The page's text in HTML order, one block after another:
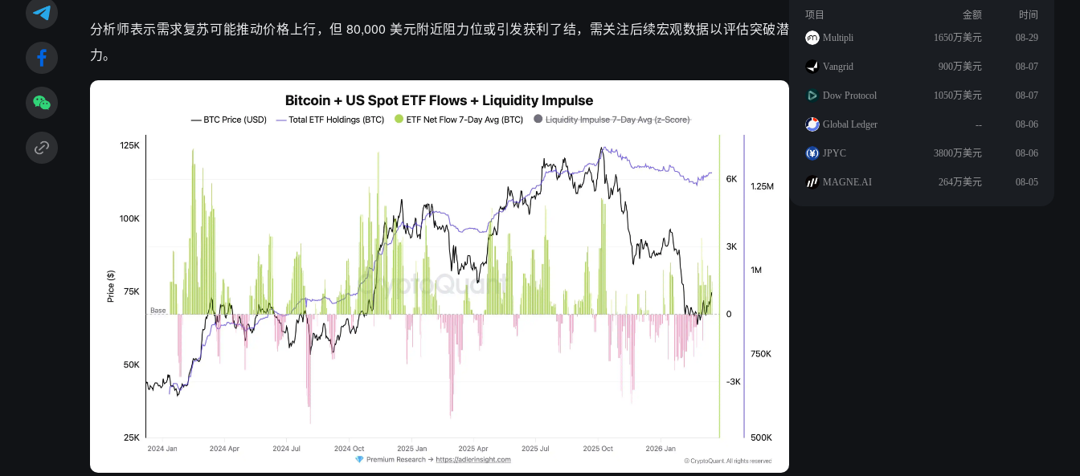
分析师表示需求复苏可能推动价格上行，但 80,000 美元附近阻力位或引发获利了结，需关注后续宏观数据以评估突破潜
力。
项目 金额
时间
Multipli
1650万美元 08-29
Vangrid 900万美元 08-07
Dow Protocol 1050万美元 08-07
Global Ledger -- 08-06
JPYC 3800万美元 08-06
MAGNE.AI 264万美元 08-05